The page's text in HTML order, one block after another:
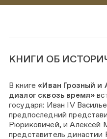
КНИГИ ОБ
В книге«Иван Грозный
диалог сквозь время»
государя: Иван IV
предпоследний
Рюриковичей, и Алексей
представитель династии